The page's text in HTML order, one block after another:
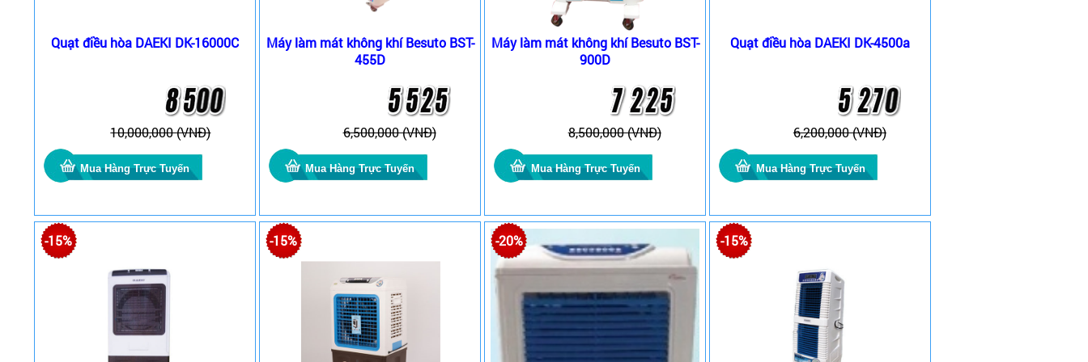
Quạt điều hòa DAEKI DK-16000C
10,000,000 (VNĐ)
Máy làm mát không khí Besuto BST-
455D
6,500,000 (VNĐ)
Máy làm mát không khí Besuto BST-
900D
8,500,000 (VNĐ)
Quạt điều hòa DAEKI DK-4500a
6,200,000 (VNĐ)
-15% -15% -20% -15%